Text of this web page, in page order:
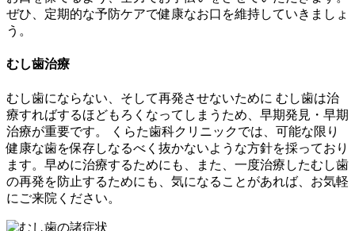
ぜひ、定期的な予防ケアで健康なお口を維持していきましょ
う。
むし歯治療
むし歯にならない、そして再発させないために
療すればするほどもろくなってしまうため、早期発見・早期
治療が重要です。 くらた歯科クリニックでは、可能な限り
健康な歯を保存しなるべく抜かないような方針を採っており
ます。早めに治療するためにも、また、一度治療したむし歯
の再発を防止するためにも、気になることがあれば、お気軽
にご来院ください。